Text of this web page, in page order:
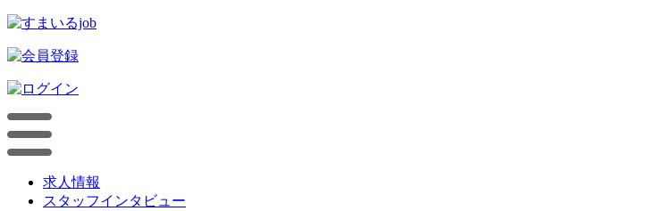
求人情報
スタッフインタビュー